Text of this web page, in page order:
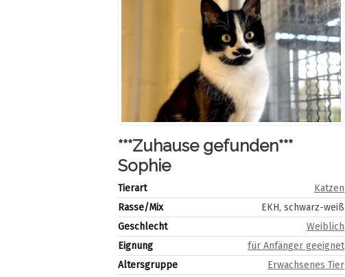
***Zuhause gefunden***
Sophie
Tierart
Katzen
Rasse/Mix
EKH, schwarz-weiß
Geschlecht
Weiblich
Eignung
für Anfänger geeignet
Altersgruppe
Erwachsenes Tier